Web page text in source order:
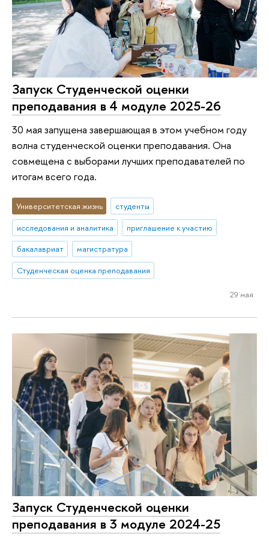
Запуск Студенческой оценки
преподавания в 4 модуле 2025-26
30 мая запущена завершающая в этом учебном году
волна студенческой оценки преподавания. Она
совмещена с выборами лучших преподавателей по
итогам всего года.
Университетская жизнь
студенты
исследования и аналитика
приглашение к участию
бакалавриат
магистратура
Студенческая оценка преподавания
29 мая
Запуск Студенческой оценки
преподавания в 3 модуле 2024-25